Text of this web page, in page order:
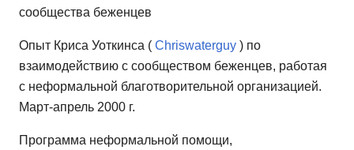
сообщества беженцев
Опыт Криса Уоткинса ( Chriswaterguy ) по
взаимодействию с сообществом беженцев, работая
с неформальной благотворительной организацией.
Март-апрель 2000 г.
Программа неформальной помощи,